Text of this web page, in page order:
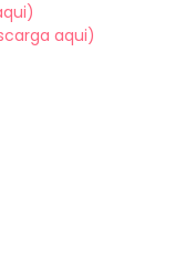
aqui)